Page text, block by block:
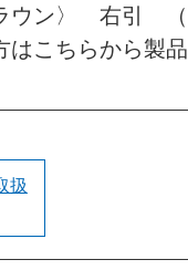
ウン〉 右引 （
こちらから製
扱